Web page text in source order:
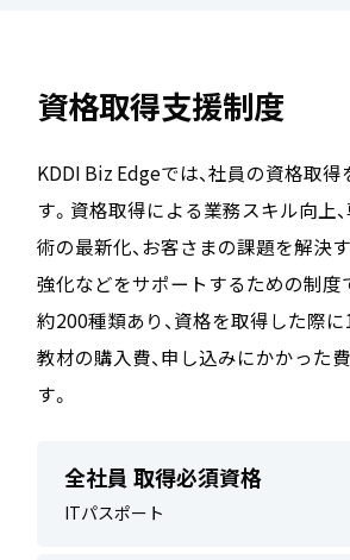
資格取得支援制度
KDDI Biz Edgeでは、社員の資格取
す。資格取得による業務スキル向上
術の最新化、お客さまの課題を解決
強化などをサポートするための制度
約200種類あり、資格を取得した際
教材の購入費、申し込みにかかった
す。
全社員 取得必須資格
ITパスポート